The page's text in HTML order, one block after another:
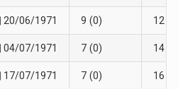
20/06/1971 9 (0) 12
04/07/1971 7 (0) 14
17/07/1971 7 (0) 16